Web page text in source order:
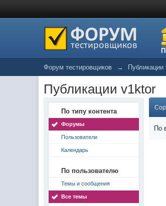
Форум тестировщиков → Публикации
Публикации v1ktor
По типу контента
Форумы
Пользователи
Календарь
По пользователю
Темы и сообщения
Все темы
По